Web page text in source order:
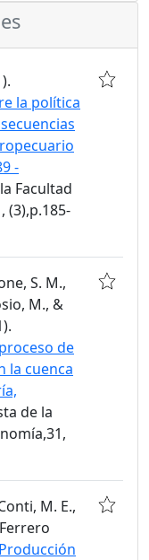
la política
-
Facultad
(3),p.185-
S. M.,
M., &
de
la cuenca
de la
M. E.,
Producción